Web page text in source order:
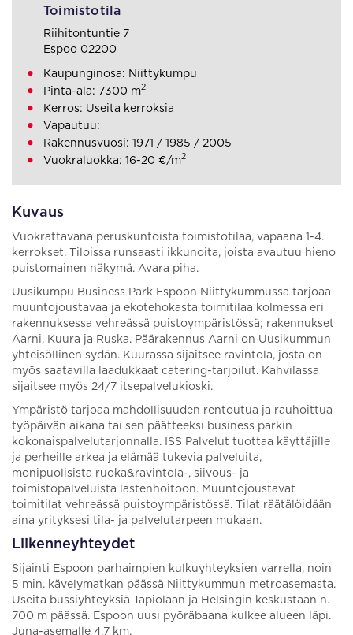
Kuvaus
Vuokrattavana peruskuntoista toimistotilaa, vapaana 1-4.
kerrokset. Tiloissa runsaasti ikkunoita, joista avautuu hieno
puistomainen näkymä. Avara piha.
Uusikumpu Business Park Espoon Niittykummussa tarjoaa
muuntojoustavaa ja ekotehokasta toimitilaa kolmessa eri
rakennuksessa vehreässä puistoympäristössä; rakennukset
Aarni, Kuura ja Ruska. Päärakennus Aarni on Uusikummun
yhteisöllinen sydän. Kuurassa sijaitsee ravintola, josta on
myös saatavilla laadukkaat catering-tarjoilut. Kahvilassa
sijaitsee myös 24/7 itsepalvelukioski.
Ympäristö tarjoaa mahdollisuuden rentoutua ja rauhoittua
työpäivän aikana tai sen päätteeksi business parkin
kokonaispalvelutarjonnalla. ISS Palvelut tuottaa käyttäjille
ja perheille arkea ja elämää tukevia palveluita,
monipuolisista ruoka&ravintola-, siivous- ja
toimistopalveluista lastenhoitoon. Muuntojoustavat
toimitilat vehreässä puistoympäristössä. Tilat räätälöidään
aina yrityksesi tila- ja palvelutarpeen mukaan.
Liikenneyhteydet
Sijainti Espoon parhaimpien kulkuyhteyksien varrella, noin
5 min. kävelymatkan päässä Niittykummun metroasemasta.
Useita bussiyhteyksiä Tapiolaan ja Helsingin keskustaan n.
700 m päässä. Espoon uusi pyöräbaana kulkee alueen läpi.
Juna-asemalle 4,7 km.
Toimistotila
Riihitontuntie 7
Espoo 02200
Kaupunginosa: Niittykumpu
Pinta-ala: 7300 m2
Kerros: Useita kerroksia
Vapautuu:
Rakennusvuosi: 1971 / 1985 / 2005
Vuokraluokka: 16-20 €/m2